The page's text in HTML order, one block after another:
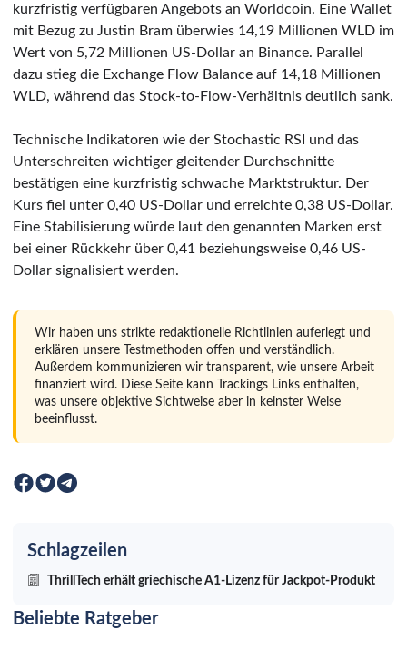
kurzfristig verfügbaren Angebots an Worldcoin. Eine Wallet
mit Bezug zu Justin Bram überwies 14,19 Millionen WLD im
Wert von 5,72 Millionen US-Dollar an Binance. Parallel
dazu stieg die Exchange Flow Balance auf 14,18 Millionen
WLD, während das Stock-to-Flow-Verhältnis deutlich sank.
Technische Indikatoren wie der Stochastic RSI und das
Unterschreiten wichtiger gleitender Durchschnitte
bestätigen eine kurzfristig schwache Marktstruktur. Der
Kurs fiel unter 0,40 US-Dollar und erreichte 0,38 US-Dollar.
Eine Stabilisierung würde laut den genannten Marken erst
bei einer Rückkehr über 0,41 beziehungsweise 0,46 US-
Dollar signalisiert werden.
Wir haben uns strikte redaktionelle Richtlinien auferlegt und
erklären unsere Testmethoden offen und verständlich.
Außerdem kommunizieren wir transparent, wie unsere Arbeit
finanziert wird. Diese Seite kann Trackings Links enthalten,
was unsere objektive Sichtweise aber in keinster Weise
beeinflusst.
Schlagzeilen
ThrillTech erhält griechische A1-Lizenz für Jackpot-Produkt
Beliebte Ratgeber